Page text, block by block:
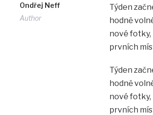
Ondřej Neff
Author
Týden
hodně
nové fotky,
prvních
Týden
hodně
nové fotky,
prvních